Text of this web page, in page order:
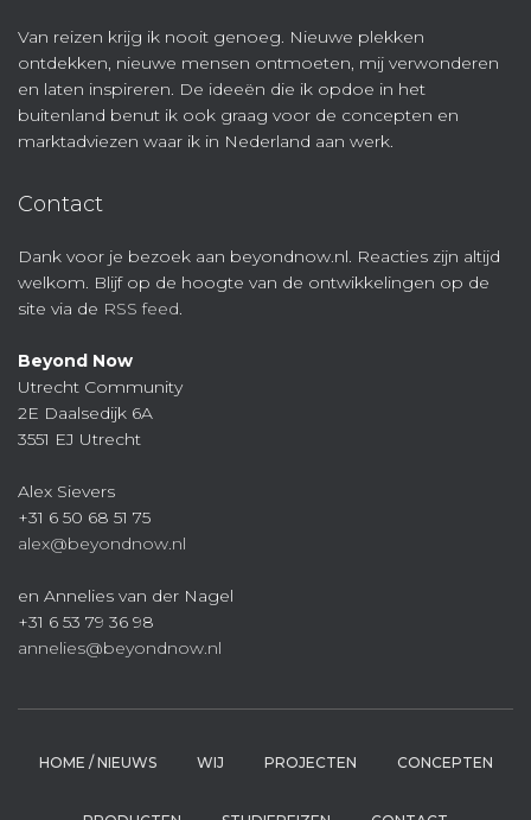
Van reizen krijg ik nooit genoeg. Nieuwe plekken
ontdekken, nieuwe mensen ontmoeten, mij verwonderen
en laten inspireren. De ideeën die ik opdoe in het
buitenland benut ik ook graag voor de concepten en
marktadviezen waar ik in Nederland aan werk.
Contact
Dank voor je bezoek aan beyondnow.nl. Reacties zijn altijd
welkom. Blijf op de hoogte van de ontwikkelingen op de
site via de RSS feed.
Beyond Now
Utrecht Community
2E Daalsedijk 6A
3551 EJ Utrecht
Alex Sievers
+31 6 50 68 51 75
alex@beyondnow.nl
en Annelies van der Nagel
+31 6 53 79 36 98
annelies@beyondnow.nl
HOME / NIEUWS WIJ PROJECTEN CONCEPTEN